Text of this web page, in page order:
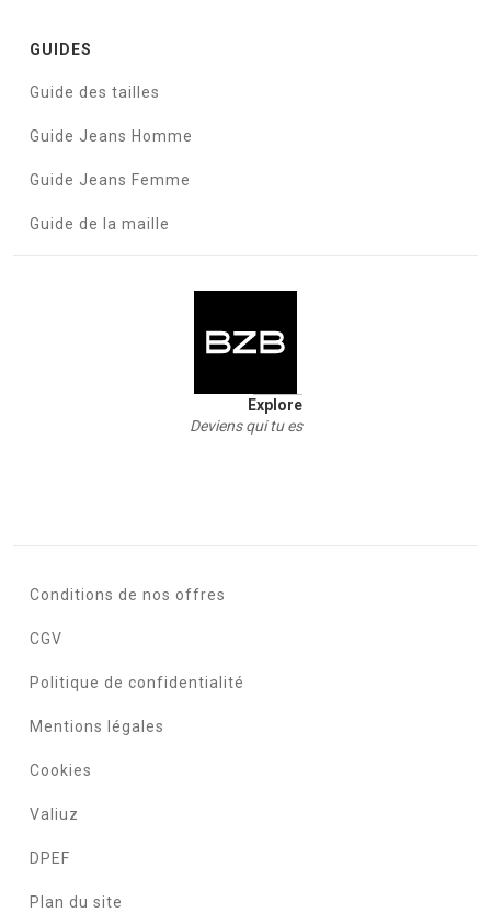
GUIDES
Guide des tailles
Guide Jeans Homme
Guide Jeans Femme
Guide de la maille
Explore
Deviens qui tu es
Conditions de nos offres
CGV
Politique de confidentialité
Mentions légales
Cookies
Valiuz
DPEF
Plan du site